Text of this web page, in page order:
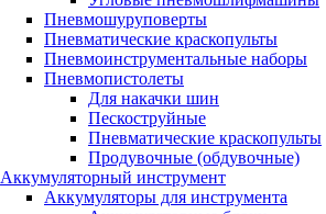
Пневмошуруповерты
Пневматические краскопульты
Пневмоинструментальные наборы
Пневмопистолеты
Для накачки шин
Пескоструйные
Пневматические краскопульты
Продувочные (обдувочные)
Аккумуляторный инструмент
Аккумуляторы для инструмента